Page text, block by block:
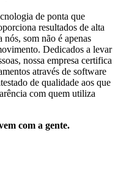
de ponta que
resultados de alta
som não é apenas
Dedicados a levar
nossa empresa certifica
através de software
de qualidade aos que
com quem utiliza
com a gente.